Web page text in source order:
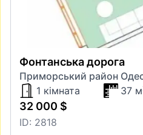
Фонтанська дорога
Приморський район
1 кімната
37 м
32 000 $
ID: 2818